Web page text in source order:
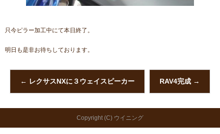
只今ピラー加工中にて本日終了。
明日も是非お待ちしております。
← レクサスNXに３ウェイスピーカー RAV4完成 →
Copyright (C) ウイニング